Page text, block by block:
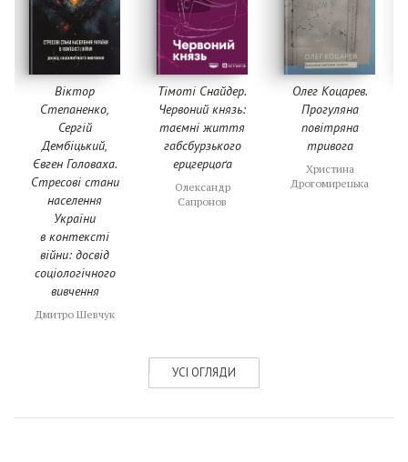
Віктор
Степаненко,
Сергій
Дембіцький,
Євген Головаха.
Стресові стани
населення
України
в контексті
війни: досвід
соціологічного
вивчення
Дмитро Шевчук
Тімоті Снайдер.
Червоний князь:
таємні життя
габсбурзького
ерцгерцоґа
Олександр
Сапронов
Олег Коцарев.
Прогуляна
повітряна
тривога
Христина
Дрогомирецька
УСІ ОГЛЯДИ